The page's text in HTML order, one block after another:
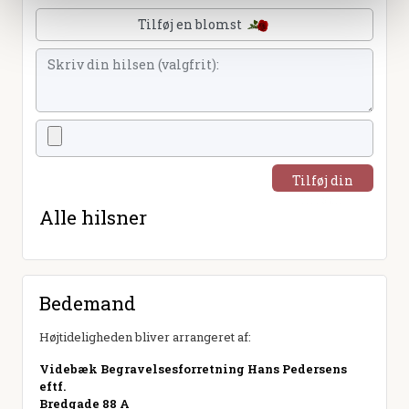
Tilføj en blomst
Tilføj din
Alle hilsner
Bedemand
Højtideligheden bliver arrangeret af:
Videbæk Begravelsesforretning Hans Pedersens
eftf.
Bredgade 88 A